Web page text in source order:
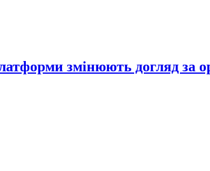
змінюють догляд за